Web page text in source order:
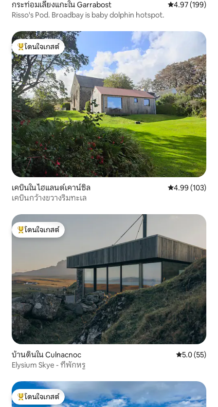
กระท่อมเลี้ยงแกะใน Garrabost คะแนนเฉลี่ย
4.97 (199)
Risso's Pod. Broadbay is baby dolphin hotspot.
โดนใจเกสต์ที่สุด
โดนใจเกสต์
เคบินใน ไฮแลนด์เคาน์ซิล คะแนนเฉลี่ย
4.99 (103)
เคบินกว้างขวางริมทะเล
โดนใจเกสต์ที่สุด
โดนใจเกสต์
บ้านดินใน Culnacnoc คะแนนเฉลี่ย
5.0 (55)
Elysium Skye - ที่พักหรู
โดนใจเกสต์ที่สุด
โดนใจเกสต์